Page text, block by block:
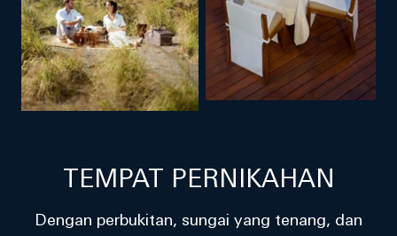
TEMPAT PERNIKAHAN
Dengan perbukitan, sungai yang tenang, dan